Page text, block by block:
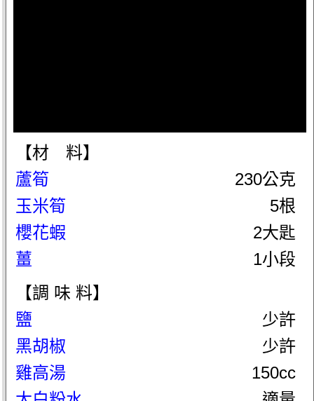
【材 料】
蘆筍
230公克
玉米筍
5根
櫻花蝦
2大匙
薑
1小段
【調 味 料】
鹽
少許
黑胡椒
少許
雞高湯
150cc